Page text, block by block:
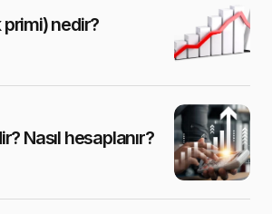
nedir?
Nasıl hesaplanır?